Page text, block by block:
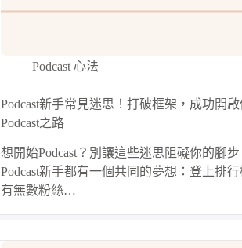
Podcast 心法
Podcast新手常見迷思！打破框架，成功開
Podcast之路
想開始Podcast？別讓這些迷思阻礙你的腳步
Podcast新手都有一個共同的夢想：登上排
有無數粉絲…